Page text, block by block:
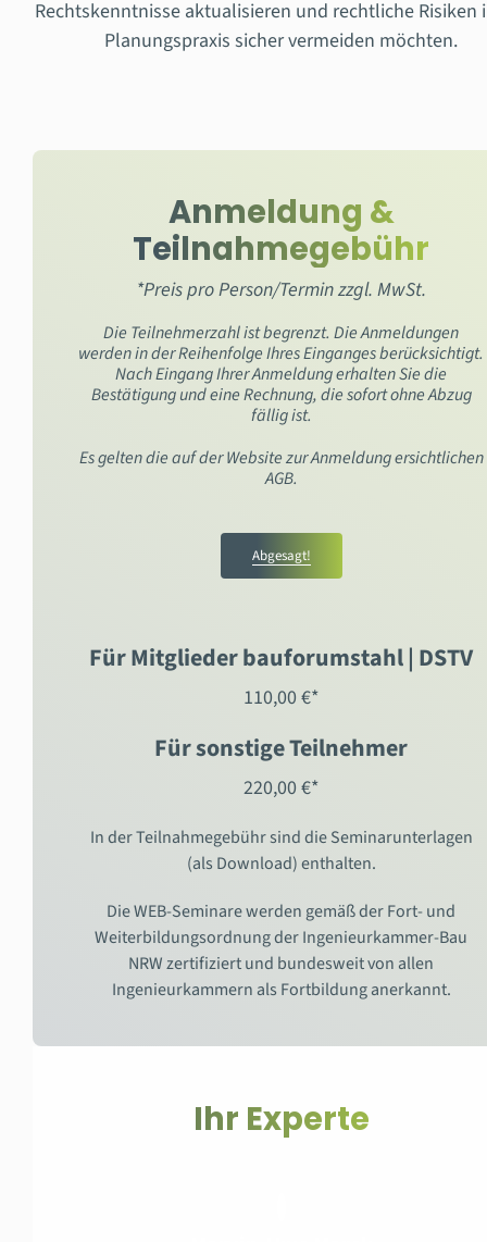
Rechtskenntnisse aktualisieren und rechtliche Risiken
Planungspraxis sicher vermeiden möchten.
Für Mitglieder bauforumstahl | DSTV
110,00 €*
Für sonstige Teilnehmer
220,00 €*
In der Teilnahmegebühr sind die Seminarunterlagen
(als Download) enthalten.
Die WEB-Seminare werden gemäß der Fort- und
Weiterbildungsordnung der Ingenieurkammer-Bau
NRW zertifiziert und bundesweit von allen
Ingenieurkammern als Fortbildung anerkannt.
Anmeldung &
Teilnahmegebühr
*Preis pro Person/Termin zzgl. MwSt.
Die Teilnehmerzahl ist begrenzt. Die Anmeldungen
werden in der Reihenfolge Ihres Einganges berücksichtigt.
Nach Eingang Ihrer Anmeldung erhalten Sie die
Bestätigung und eine Rechnung, die sofort ohne Abzug
fällig ist.
Es gelten die auf der Website zur Anmeldung ersichtlichen
AGB.
Abgesagt!
Ihr Experte